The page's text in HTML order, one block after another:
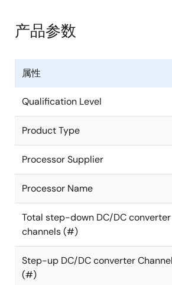
OTP 影子寄存器的连续 CRC
符合AEC-Q100标准，1 级：-40
= 150 °C）
压监控器、I
C 通信、一个通用 I/O
输出/故障指示器。 RAA271082 采用
RAA271082 包括用于 OV/UV 监视器
准、上电时的内置自检、独立的 OV/
2
即可提供高密度电源解决方案。 该集
乎所有器件选项（如每个输出电压选
OV/UV 阈值）均在内部配置中，无
择。 稳压器还提供内部补偿。 降压
现高效率，并且能够在要求高环境温
作。
RAA271082 采用 4mm x 4mm 24 引
QFN（SCQFN） 封装，带有外露焊
符合 AEC-Q100 1 级标准，可在 -40
产品参数
属性
Qualification Level
Product Type
Processor Supplier
Processor Name
Total step-down DC/DC converter
channels (#)
Step-up DC/DC converter
(#)